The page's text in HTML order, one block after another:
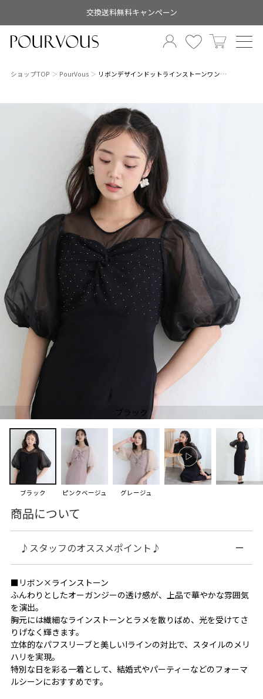
交換送料無料キャンペーン
ショップTOP PourVous リボンデザインドットラインストーンワン…
ブラック
ブラック ピンクベージュ グレージュ
商品について
♪スタッフのオススメポイント♪
■リボン×ラインストーン
ふんわりとしたオーガンジーの透け感が、上品で華やかな雰囲気
を演出。
胸元には繊細なラインストーンとラメを散りばめ、光を受けてさ
りげなく輝きます。
立体的なパフスリーブと美しいIラインの対比で、スタイルのメリ
ハリを実現。
特別な日を彩る一着として、結婚式やパーティーなどのフォーマ
ルシーンにおすすめです。